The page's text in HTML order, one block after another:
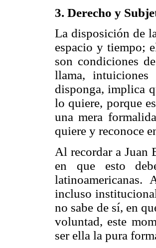
3. Derecho y
La disposición de
espacio y tiempo;
son condiciones
llama,
disponga, implica
lo quiere, porque
una mera
quiere y reconoce
Al recordar a Juan
en que esto
incluso
no sabe de sí, en
voluntad, este
ser ella la pura